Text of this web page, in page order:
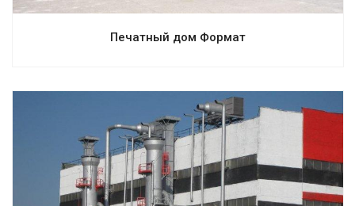
Печатный дом Формат
Смотреть проект